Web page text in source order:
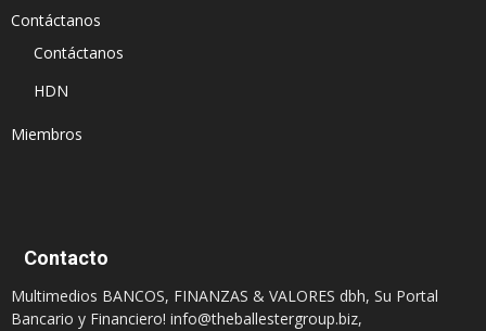
Contáctanos
Contáctanos
HDN
Miembros
Contacto
Multimedios BANCOS, FINANZAS & VALORES dbh, Su Portal
Bancario y Financiero! info@theballestergroup.biz,